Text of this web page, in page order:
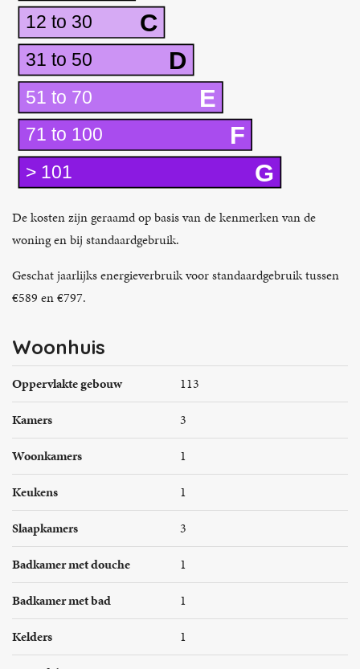
C
12 to 30
D
31 to 50
E
51 to 70
F
71 to 100
G
> 101
De kosten zijn geraamd op basis van de kenmerken van de
woning en bij standaardgebruik.
Geschat jaarlijks energieverbruik voor standaardgebruik tussen
€589 en €797.
Woonhuis
Oppervlakte gebouw
113
Kamers
3
Woonkamers
1
Keukens
1
Slaapkamers
3
Badkamer met douche
1
Badkamer met bad
1
Kelders
1